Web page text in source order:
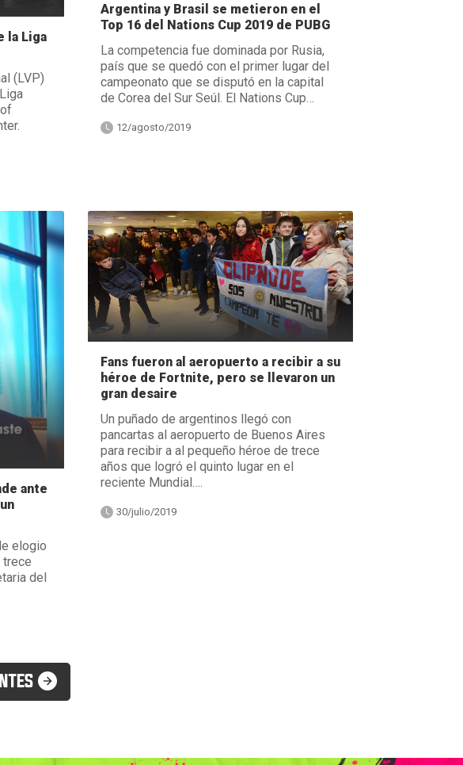
la Liga
(LVP)
Argentina y Brasil se metieron en el
Top 16 del Nations Cup 2019 de PUBG
La competencia fue dominada por Rusia,
país que se quedó con el primer lugar del
campeonato que se disputó en la capital
de Corea del Sur Seúl. El Nations Cup…
12/agosto/2019
ante
elogio
trece
del
Fans fueron al aeropuerto a recibir a su
héroe de Fortnite, pero se llevaron un
gran desaire
Un puñado de argentinos llegó con
pancartas al aeropuerto de Buenos Aires
para recibir a al pequeño héroe de trece
años que logró el quinto lugar en el
reciente Mundial….
30/julio/2019